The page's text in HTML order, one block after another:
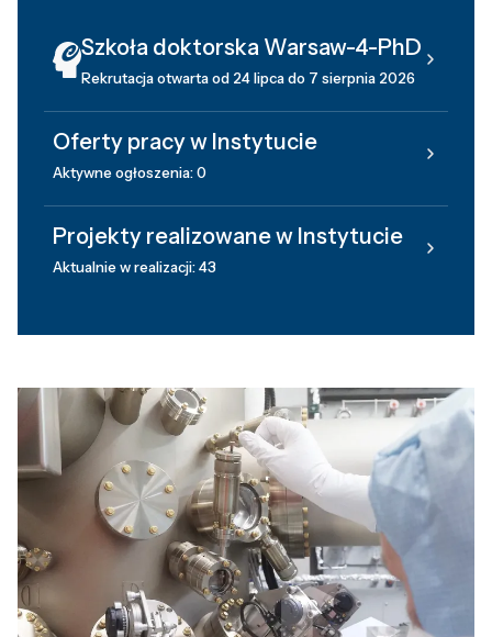
Szkoła doktorska Warsaw-4-PhD
Rekrutacja otwarta od 24 lipca do 7 sierpnia 2026
Oferty pracy w Instytucie
Aktywne ogłoszenia: 0
Projekty realizowane w Instytucie
Aktualnie w realizacji: 43